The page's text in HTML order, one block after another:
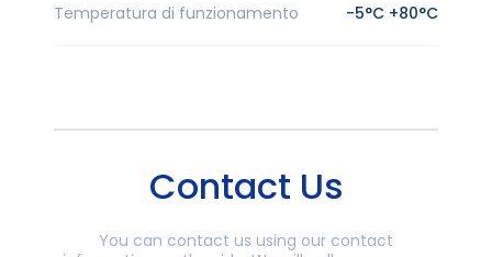
Temperatura di funzionamento -5°C +80°C
Contact Us
You can contact us using our contact